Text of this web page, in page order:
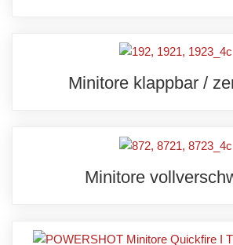
Minitore klappbar /
Minitore